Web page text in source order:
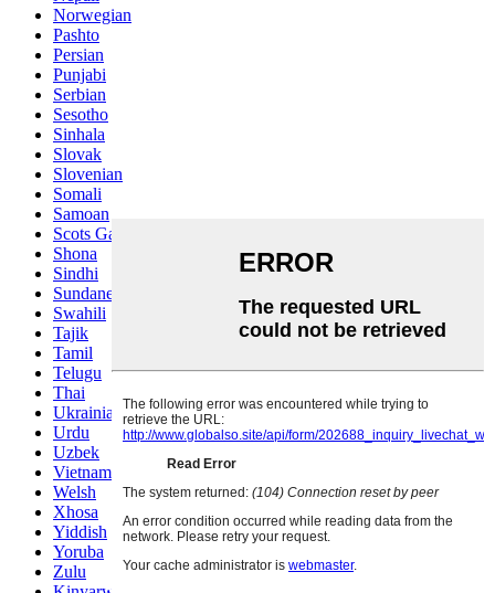
Norwegian
Pashto
Persian
Punjabi
Serbian
Sesotho
Sinhala
Slovak
Slovenian
Somali
Samoan
Scots Gaelic
Shona
Sindhi
Sundanese
Swahili
Tajik
Tamil
Telugu
Thai
Ukrainian
Urdu
Uzbek
Vietnamese
Welsh
Xhosa
Yiddish
Yoruba
Zulu